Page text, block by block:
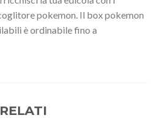
pokemon. Il box pokemon
è ordinabile fino a